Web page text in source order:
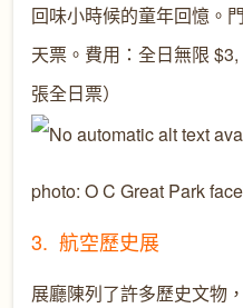
回味小時候的童年回憶 。
天票 。費用：全日無限
張全日票）
photo: O C Great Park
3. 航空歷史展
展廳陳列了許多歷史文物